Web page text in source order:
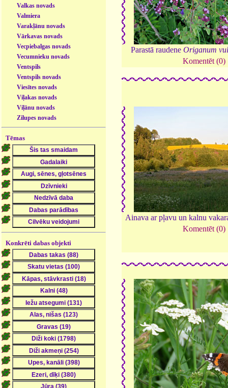
Valkas novads
Valmiera
Varakļānu novads
Vārkavas novads
Vecpiebalgas novads
Vecumnieku novads
Ventspils
Ventspils novads
Viesītes novads
Viļakas novads
Viļānu novads
Zilupes novads
Tēmas
Konkrēti dabas objekti
Parastā raudene Origanum
Komentēt (0)
Ainava ar pļavu un kalnu
Komentēt (0)